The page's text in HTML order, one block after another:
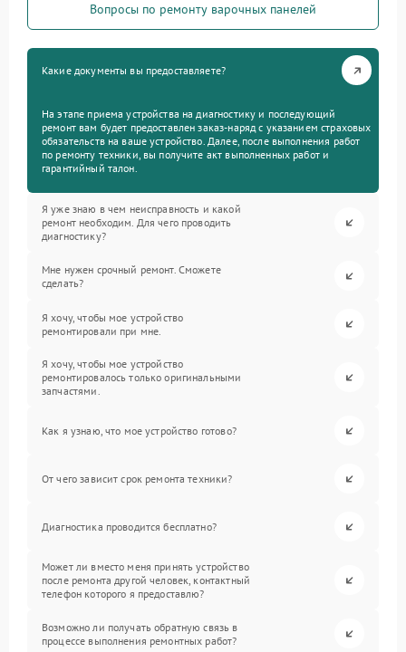
Вопросы по ремонту варочных панелей
Какие документы вы предоставляете?
На этапе приема устройства на диагностику и последующий
ремонт вам будет предоставлен заказ-наряд с указанием страховых
обязательств на ваше устройство. Далее, после выполнения работ
по ремонту техники, вы получите акт выполненных работ и
гарантийный талон.
Я уже знаю в чем неисправность и какой
ремонт необходим. Для чего проводить
диагностику?
Мне нужен срочный ремонт. Сможете
сделать?
Я хочу, чтобы мое устройство
ремонтировали при мне.
Я хочу, чтобы мое устройство
ремонтировалось только оригинальными
запчастями.
Как я узнаю, что мое устройство готово?
От чего зависит срок ремонта техники?
Диагностика проводится бесплатно?
Может ли вместо меня принять устройство
после ремонта другой человек, контактный
телефон которого я предоставлю?
Возможно ли получать обратную связь в
процессе выполнения ремонтных работ?